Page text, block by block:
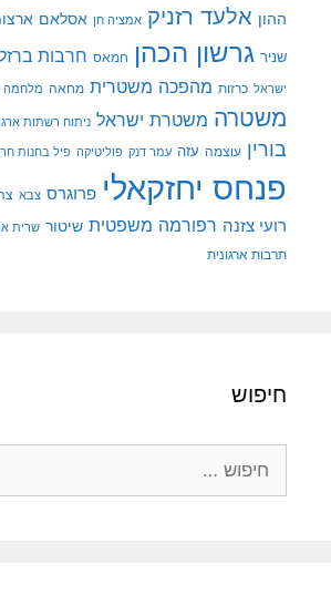
ההון אלעד רזניק אמציה חן אסלאם
שניר גרשון הכהן חמאס חרבות
ישראל כרזות מהפכה משטרית מחאה מלחמה
משטרה משטרת ישראל ניתוח רשתות
בורין עוצמה עזה עמר דנק פוליטיקה פיל בחנות
פנחס יחזקאלי פרוגרס צבא
רועי צזנה רפורמה משפטית שיטור שרית
תרבות ארגונית
חיפוש